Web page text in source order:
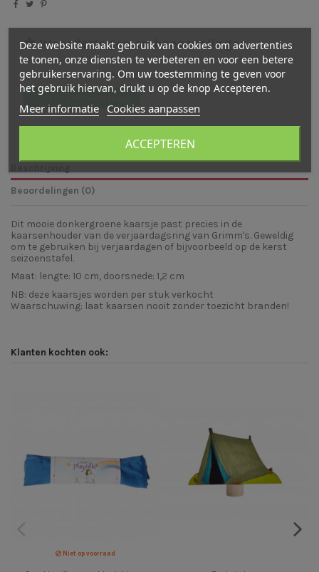
Waarderingen en beoordelingen
Er zijn nog geen beoordelingen
Beoordelingen (0)
Dit mooie donkergroene kaarsje past precies in de
kaarsenhouder van de verjaardagsring van Grimm's. Geweldig
om te gebruiken bij verjaardagen of bijvoorbeeld op de kerst
seizoenstafel.
Maat: lengte: 10 cm, doorsnede: 1,2 cm
NB: deze kaarsjes worden per stuk verkocht
Waarschuwing: laat kaarsen nooit zonder toezicht branden!
Klanten kochten ook:
Niet op voorraad
Deze website maakt gebruik van cookies om advertenties
te tonen, onze diensten te verbeteren en voor een betere
gebruikerservaring. Om uw toestemming te geven voor
het gebruik hiervan, drukt u op de knop Accepteren.
Meer informatie Cookies aanpassen
ACCEPTEREN